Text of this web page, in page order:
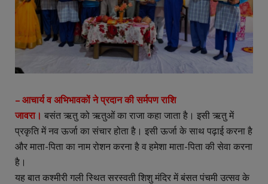
– आचार्य व अभिभावकों ने प्रदान की सर्मपण राशि
जावरा। बसंत ऋतु को ऋतुओं का राजा कहा जाता है। इसी ऋतु में
प्रकृति में नव ऊर्जा का संचार होता है। इसी ऊर्जा के साथ पढ़ाई करना है
और माता-पिता का नाम रोशन करना है व हमेशा माता-पिता की सेवा करना
है।
यह बात कश्मीरी गली स्थित सरस्वती शिशु मंदिर में बंसत पंचमी उत्सव के